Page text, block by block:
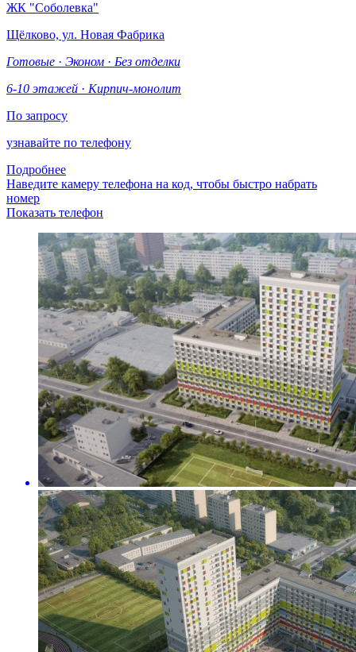
ЖК "Соболевка"
Щёлково, ул. Новая Фабрика
Готовые · Эконом · Без отделки
6-10 этажей · Кирпич-монолит
По запросу
узнавайте по телефону
Подробнее
Наведите камеру телефона на код, чтобы быстро набрать
номер
Показать телефон